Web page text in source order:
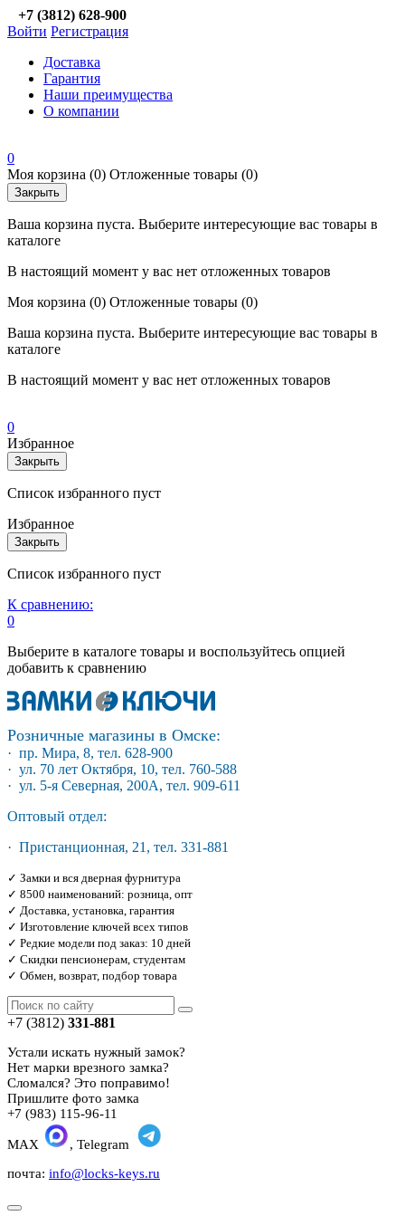
+7 (3812) 628-900
Войти Регистрация
Доставка
Гарантия
Наши преимущества
О компании
0
Моя корзина (0) Отложенные товары (0)
Закрыть
Ваша корзина пуста. Выберите интересующие вас товары в
каталоге
В настоящий момент у вас нет отложенных товаров
Моя корзина (0) Отложенные товары (0)
Ваша корзина пуста. Выберите интересующие вас товары в
каталоге
В настоящий момент у вас нет отложенных товаров
0
Избранное
Закрыть
Список избранного пуст
Избранное
Закрыть
Список избранного пуст
К сравнению:
0
Выберите в каталоге товары и воспользуйтесь опцией
добавить к сравнению
Розничные магазины в Омске:
· пр. Мира, 8, тел. 628-900
· ул. 70 лет Октября, 10, тел. 760-588
· ул. 5-я Северная, 200А, тел. 909-611
Оптовый отдел:
· Пристанционная, 21, тел. 331-881
✓ Замки и вся дверная фурнитура
✓ 8500 наименований: розница, опт
✓ Доставка, установка, гарантия
✓ Изготовление ключей всех типов
✓ Редкие модели под заказ: 10 дней
✓ Скидки пенсионерам, студентам
✓ Обмен, возврат, подбор товара
+7 (3812) 331-881
Устали искать нужный замок?
Нет марки врезного замка?
Сломался? Это поправимо!
Пришлите фото замка
+7 (983) 115-96-11
MAX
, Telegram
почта: info@locks-keys.ru